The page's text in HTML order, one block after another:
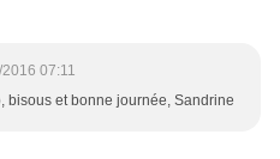
07:11
bisous et bonne journée, Sandrine